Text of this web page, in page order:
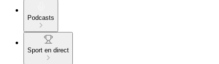
Podcasts
Sport en direct